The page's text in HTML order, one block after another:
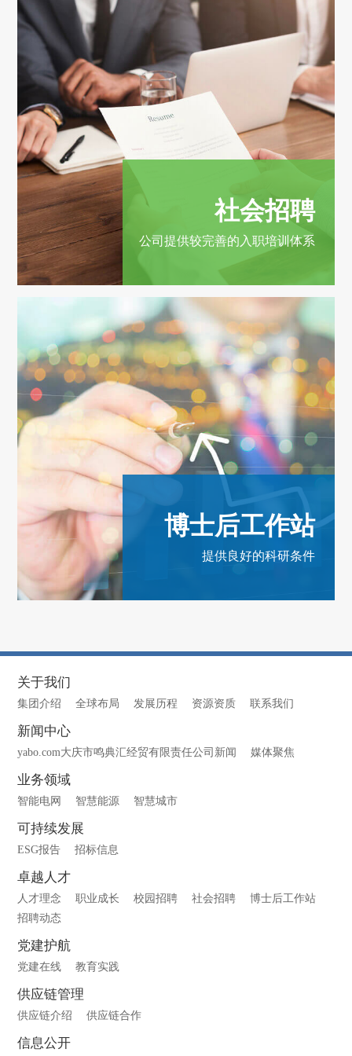
社会招聘
公司提供较完善的入职培训体系
博士后工作站
提供良好的科研条件
关于我们
集团介绍 全球布局 发展历程 资源资质 联系我们
新闻中心
yabo.com大庆市鸣典汇经贸有限责任公司新闻 媒体聚焦
业务领域
智能电网 智慧能源 智慧城市
可持续发展
ESG报告 招标信息
卓越人才
人才理念 职业成长 校园招聘 社会招聘
博士后工作站
招聘动态
党建护航
党建在线 教育实践
供应链管理
供应链介绍 供应链合作
信息公开